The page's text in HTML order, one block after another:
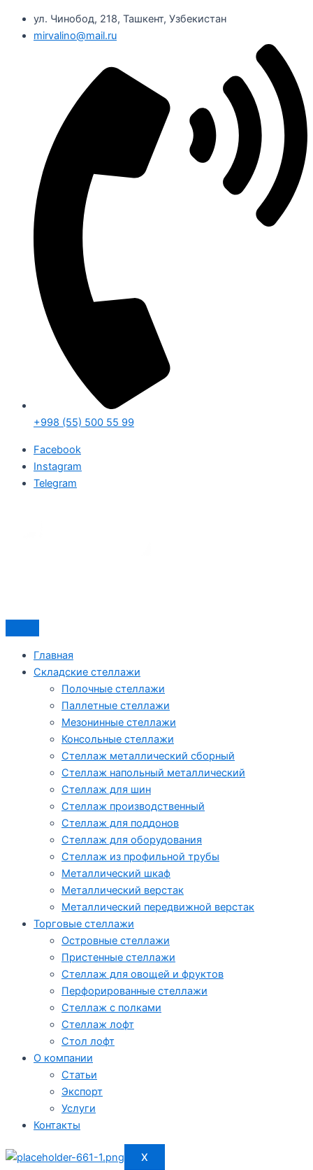
ул. Чинобод, 218, Ташкент, Узбекистан
mirvalino@mail.ru
+998 (55) 500 55 99
Facebook
Instagram
Telegram
Главная
Складские стеллажи
Полочные стеллажи
Паллетные стеллажи
Мезонинные стеллажи
Консольные стеллажи
Стеллаж металлический сборный
Стеллаж напольный металлический
Стеллаж для шин
Стеллаж производственный
Стеллаж для поддонов
Стеллаж для оборудования
Стеллаж из профильной трубы
Металлический шкаф
Металлический верстак
Металлический передвижной верстак
Торговые стеллажи
Островные стеллажи
Пристенные стеллажи
Стеллаж для овощей и фруктов
Перфорированные стеллажи
Стеллаж с полками
Стеллаж лофт
Стол лофт
О компании
Статьи
Экспорт
Услуги
Контакты
X